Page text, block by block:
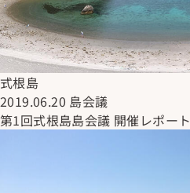
式根島
2019.06.20 島会議
第1回式根島島会議 開催レポート